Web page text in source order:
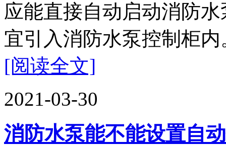
应能直接自动启动消防
宜引入消防水泵控制柜
[阅读全文]
2021-03-30
消防水泵能不能设置自